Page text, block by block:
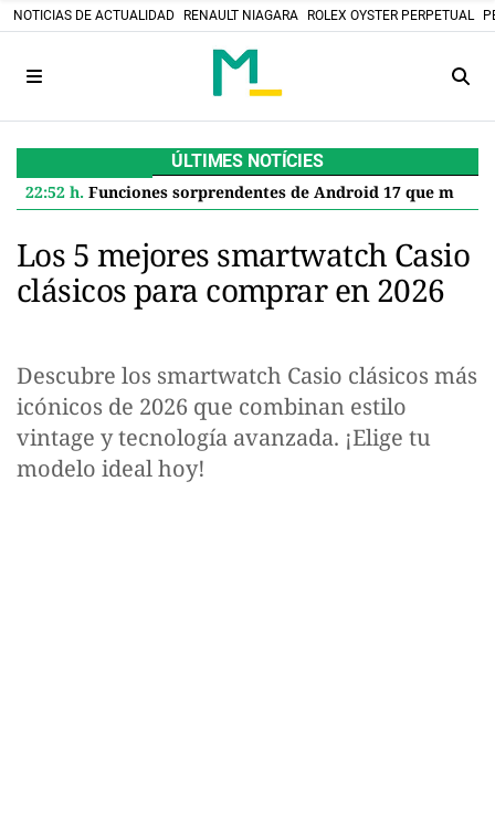
NOTICIAS DE ACTUALIDAD RENAULT NIAGARA ROLEX OYSTER PERPETUAL
ÚLTIMES NOTÍCIES
22:52 h. Funciones sorprendentes de Android 17 que mejoran tu Google Pixel
Los 5 mejores smartwatch Casio
clásicos para comprar en 2026
Descubre los smartwatch Casio clásicos más
icónicos de 2026 que combinan estilo
vintage y tecnología avanzada. ¡Elige tu
modelo ideal hoy!